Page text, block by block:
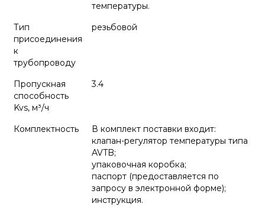
температуры.
Тип
присоединения
к
трубопроводу
резьбовой
Пропускная
способность
Kvs, м³/ч
3.4
Комплектность
В комплект поставки входит:
клапан-регулятор температуры типа
AVTB;
упаковочная коробка;
паспорт (предоставляется по
запросу в электронной форме);
инструкция.